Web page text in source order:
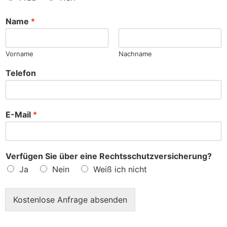
c
e
Name *
Vorname Nachname
Telefon
E-Mail *
Verfügen Sie über eine Rechtsschutzversicherung?
Ja
Nein Weiß ich nicht
Kostenlose Anfrage absenden